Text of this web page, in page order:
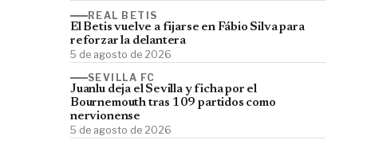
REAL BETIS
El Betis vuelve a fijarse en Fábio Silva para
reforzar la delantera
5 de agosto de 2026
SEVILLA FC
Juanlu deja el Sevilla y ficha por el
Bournemouth tras 109 partidos como
nervionense
5 de agosto de 2026